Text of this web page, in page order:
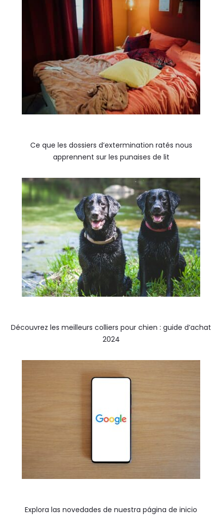
Ce que les dossiers d’extermination ratés nous
apprennent sur les punaises de lit
Découvrez les meilleurs colliers pour chien : guide d’achat
2024
Explora las novedades de nuestra página de inicio